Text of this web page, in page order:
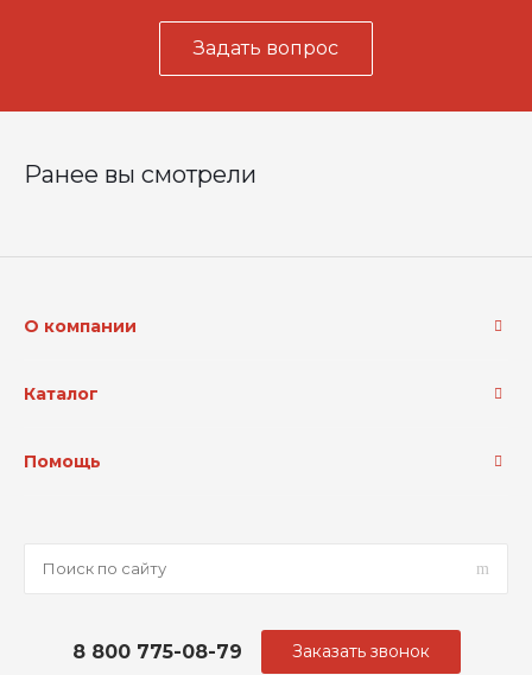
Задать вопрос
Ранее вы смотрели
О компании
Каталог
Помощь
8 800 775-08-79 Заказать звонок